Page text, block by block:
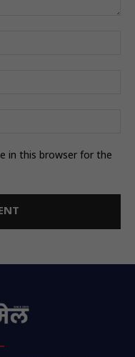
in this browser for the